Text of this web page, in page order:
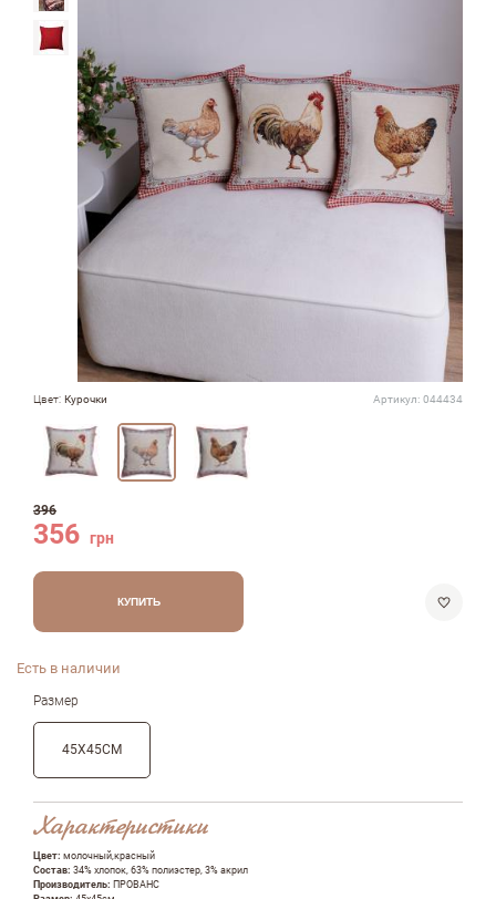
Цвет: Курочки Артикул: 044434
396
356 грн
КУПИТЬ
Есть в наличии
Размер
45Х45СМ
Характеристики
Цвет: молочный,красный
Состав: 34% хлопок, 63% полиэстер, 3% акрил
Производитель: ПРОВАНС